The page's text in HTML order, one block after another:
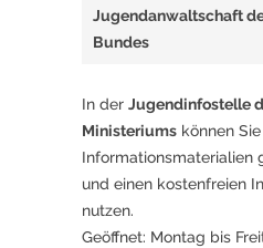
Jugendanwaltschaft
Bundes
In der Jugendinfostelle
Ministeriums können
Informationsmaterialien
und einen kostenfreien
nutzen.
Geöffnet: Montag bis